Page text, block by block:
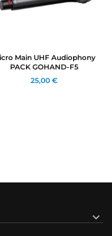
Main UHF Audiophony
PACK GOHAND-F5
25,00 €
